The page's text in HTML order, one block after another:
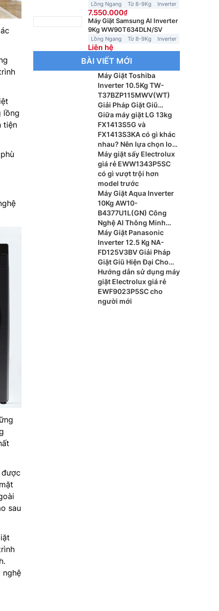
lồng
tiện
sau
nghệ
Lồng Ngang Từ 8-9Kg Inverter
7.550.000
Máy Giặt Samsung AI Inverter
9Kg WW90T634DLN/SV
Lồng Ngang Từ 8-9Kg Inverter
Liên hệ
BÀI VIẾT MỚI
Máy Giặt Toshiba
Inverter 10.5Kg TW-
T37BZP115MWV(WT)
Giải Pháp Giặt Giũ
Thông Minh Cho Gia
Đình Hiện Đại
Giữa máy giặt LG 13kg
FX1413S5G và
FX1413S3KA có gì khác
nhau? Nên lựa chọn loại
nào?
Máy giặt sấy Electrolux
giá rẻ EWW1343P5SC
có gì vượt trội hơn
model trước
Máy Giặt Aqua Inverter
10Kg AW10-
B4377U1L(GN) Công
Nghệ AI Thông Minh
Cho Gia Đình Hiện Đại
Máy Giặt Panasonic
Inverter 12.5 Kg NA-
FD125V3BV Giải Pháp
Giặt Giũ Hiện Đại Cho
Gia Đình Đông Thành
Viên
Hướng dẫn sử dụng máy
giặt Electrolux giá rẻ
EWF9023P5SC cho
người mới